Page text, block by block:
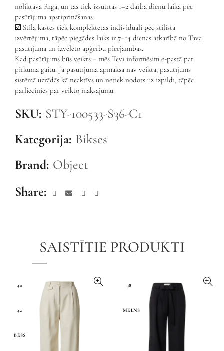
noliktavā Rīgā, un tās tiek izsūtītas 1–2 darba dienu laikā pēc
pasūtījuma apstiprināšanas.
☑️ Stila kastes tiek komplektētas individuāli pēc stilista
izvērtējuma, tāpēc piegādes laiks ir 7–14 dienas atkarībā no Tava
pasūtījuma un izvēlēto apģērbu pieejamības.
Kad pasūtījums būs veikts – mēs Tevi informēsim e-pastā par
pirkuma gaitu. Ja pasūtījuma apmaksa nav veikta, pasūtījums
sistēmā uzrādās kā neaktīvs un netiek nodots uz izpildi, tāpēc
pārliecinies par veikto maksājumu.
SKU: STY-100533-S36-C1
Kategorija: Bikses
Brand: Object
Share
SAISTĪTIE PRODUKTI
40
42
BĒŠS
38
MELNS